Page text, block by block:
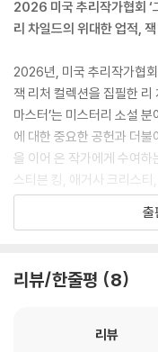
2026 미국 추리작가협회 ‘
리 차일드의 위대한 업적,
2026년, 미국 추리작가
잭 리처 컬렉션을 집필한 리
마스터’는 미스터리 소설
에 대한 중요한 공헌과 더
을 이어 온 작가에게 수여
스티븐 킹, 애거사 크리스
레이스 등이 있다.
고 스승들과 함께 이름을 올
니다. 그래서 제가 그들에
출
리뷰/한줄평 8
리뷰